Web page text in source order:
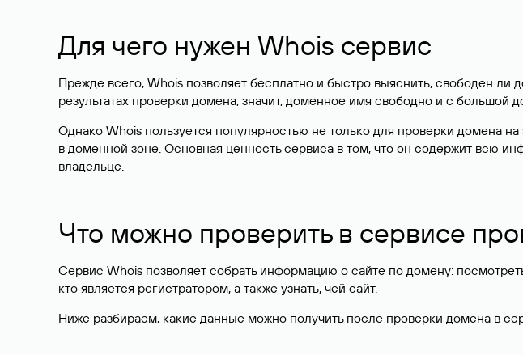
Для чего нужен Whois сервис
Прежде всего, Whois позволяет бесплатно и быстро выяснить, свободен
результатах проверки домена, значит, доменное имя свободно и с большой
Однако Whois пользуется популярностью не только для проверки домена
в доменной зоне. Основная ценность сервиса в том, что он содержит всю
владельце.
Что можно проверить в сервисе
Сервис Whois позволяет собрать информацию о сайте по домену:
кто является регистратором, а также узнать, чей сайт.
Ниже разбираем, какие данные можно получить после проверки домена в